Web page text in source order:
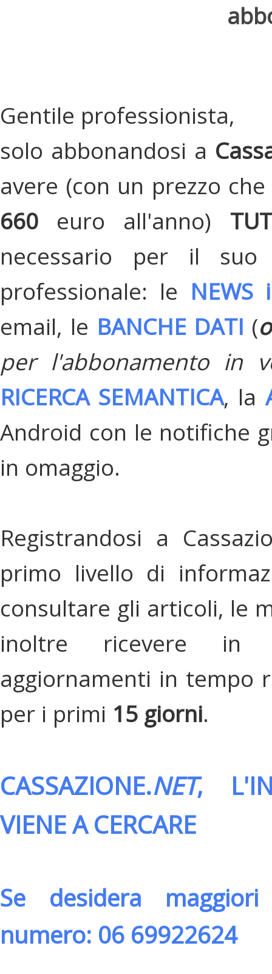
Gentile professionista,
solo abbonandosi a
avere (con un prezzo
660 euro all'anno)
necessario per il suo
professionale: le
email, le BANCHE DATI (
per l'abbonamento in
RICERCA SEMANTICA, la
Android con le notifiche
in omaggio.
Registrandosi a
primo livello di
consultare gli articoli, le
inoltre ricevere in
aggiornamenti in tempo
per i primi 15 giorni.
CASSAZIONE.NET,
VIENE A CERCARE
Se desidera
numero: 06 69922624